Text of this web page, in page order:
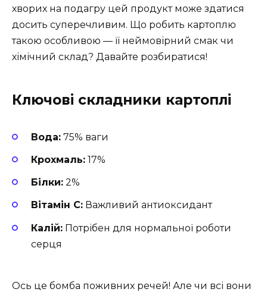
хворих на подагру цей продукт може здатися
досить суперечливим. Що робить картоплю
такою особливою — її неймовірний смак чи
хімічний склад? Давайте розбиратися!
Ключові складники картоплі
Вода: 75% ваги
Крохмаль: 17%
Білки: 2%
Вітамін С: Важливий антиоксидант
Калій: Потрібен для нормальної роботи
серця
Ось це бомба поживних речей! Але чи всі вони